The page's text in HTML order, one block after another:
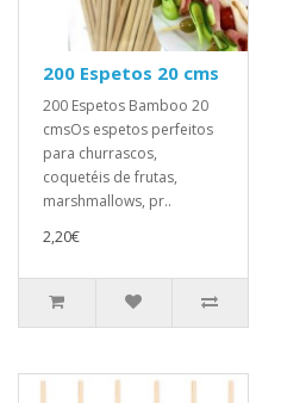
200 Espetos 20 cms
200 Espetos Bamboo 20
cmsOs espetos perfeitos
para churrascos,
coquetéis de frutas,
marshmallows, pr..
2,20€